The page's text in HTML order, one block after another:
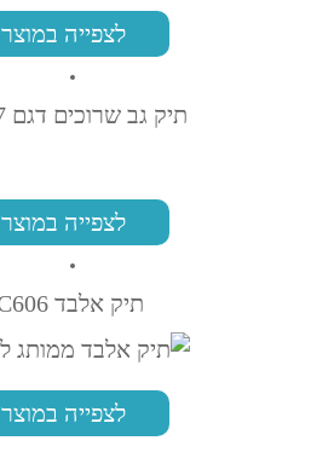
לצפייה במוצר
תיק גב שרוכים דגם PK657
לצפייה במוצר
תיק אלבד PC606
לצפייה במוצר